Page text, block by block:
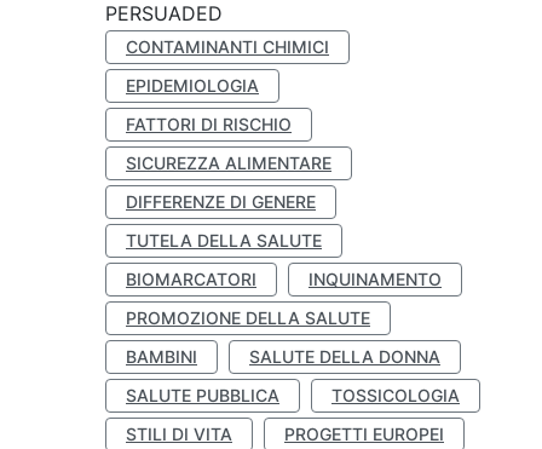
PERSUADED
CONTAMINANTI CHIMICI
EPIDEMIOLOGIA
FATTORI DI RISCHIO
SICUREZZA ALIMENTARE
DIFFERENZE DI GENERE
TUTELA DELLA SALUTE
BIOMARCATORI
INQUINAMENTO
PROMOZIONE DELLA SALUTE
BAMBINI
SALUTE DELLA DONNA
SALUTE PUBBLICA
TOSSICOLOGIA
STILI DI VITA
PROGETTI EUROPEI